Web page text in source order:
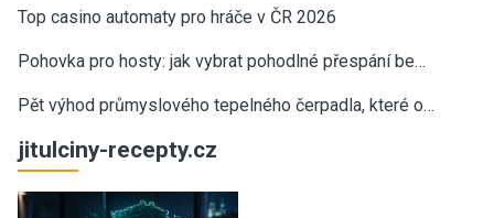
Top casino automaty pro hráče v ČR 2026
Pohovka pro hosty: jak vybrat pohodlné přespání be…
Pět výhod průmyslového tepelného čerpadla, které o…
jitulciny-recepty.cz